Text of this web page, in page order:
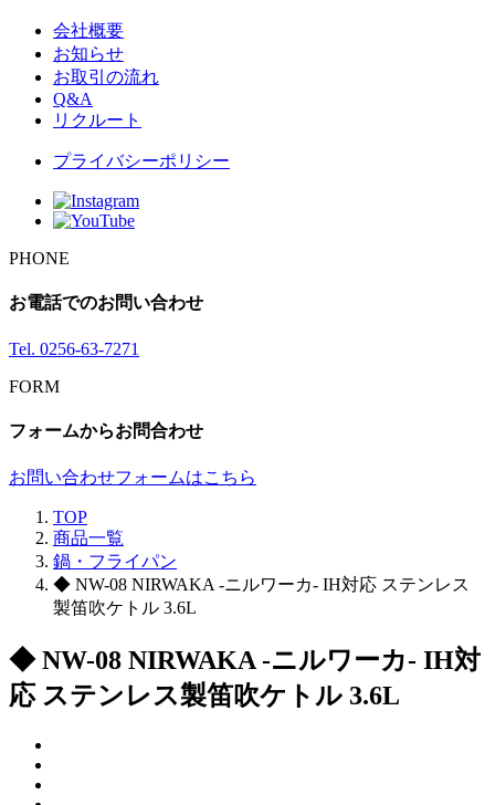
会社概要
お知らせ
お取引の流れ
Q&A
リクルート
プライバシーポリシー
PHONE
お電話でのお問い合わせ
Tel. 0256-63-7271
FORM
フォームからお問合わせ
お問い合わせフォームはこちら
TOP
商品一覧
鍋・フライパン
◆ NW-08 NIRWAKA -ニルワーカ- IH対応 ステンレス
製笛吹ケトル 3.6L
◆ NW-08 NIRWAKA -ニルワーカ- IH対
応 ステンレス製笛吹ケトル 3.6L